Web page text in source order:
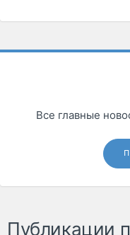
Все главные
Публикации